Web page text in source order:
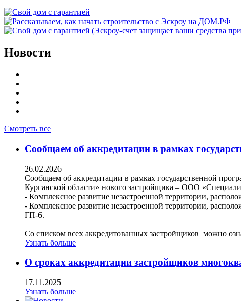
Новости
Смотреть все
Сообщаем об аккредитации в рамках
26.02.2026
Сообщаем об аккредитации в рамках государственной
Курганской области» нового застройщика – ООО
- Комплексное развитие незастроенной территории,
- Комплексное развитие незастроенной территории,
ГП-6.
Со списком всех аккредитованных застройщиков можно
Узнать больше
О сроках аккредитации застройщиков
17.11.2025
Узнать больше